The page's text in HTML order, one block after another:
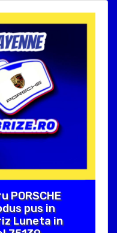
PORSCHE
pus in
Luneta in